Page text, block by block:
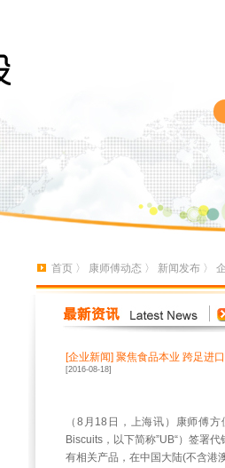
首页 〉 康师傅动态 〉 新闻发布 〉
[企业新闻] 聚焦食品本业 跨足进
[2016-08-18]
（8月18日，上海讯）康师傅
Biscuits，以下简称”UB“）签署
有相关产品，在中国大陆(不含港